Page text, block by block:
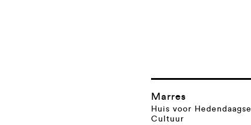
Marres
Huis voor Hedendaagse
Cultuur